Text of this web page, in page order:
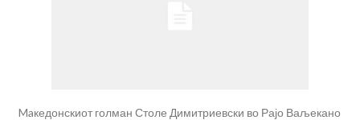
Maкедонскиот голман Столе Димитриевски во Рајо Ваљекано